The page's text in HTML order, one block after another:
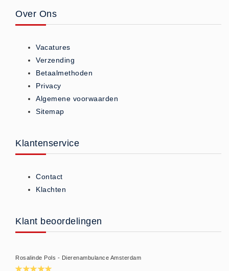
Poederblussers (5)
Schuimblussers (6)
Brandmelders
CO melders (2)
Rookmelders (8)
Brandvertragend
Brandwondmaterialen
Brandwondmaterialen -
CO2 meters
CO2 meters (0)
COVID-19 artikelen (0)
Over Ons
Vacatures
Verzending
Betaalmethoden
Privacy
Algemene voorwaarden
Sitemap
Klantenservice
Contact
Klachten
Klant beoordelingen
Rosalinde Pols - Dierenambulance Amsterdam